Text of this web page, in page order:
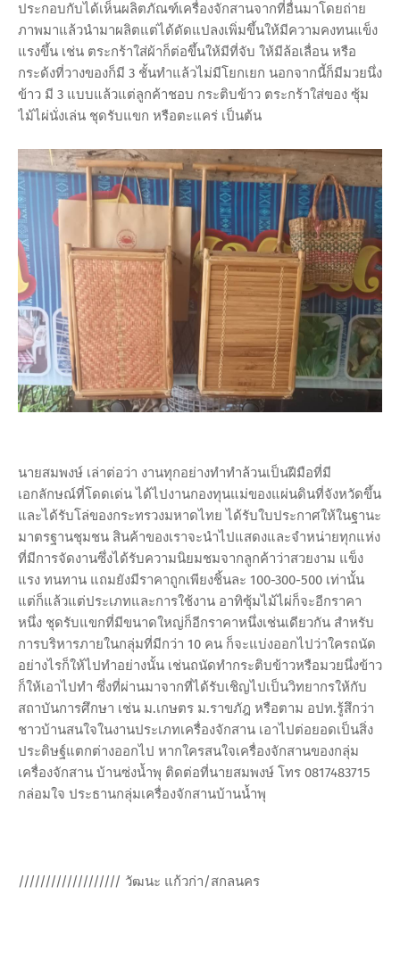
ประกอบกับได้เห็นผลิตภัณฑ์เครื่องจักสานจากที่อื่นมาโดยถ่าย
ภาพมาแล้วนำมาผลิตแต่ได้ดัดแปลงเพิ่มขึ้นให้มีความคงทนแข็ง
แรงขึ้น เช่น ตระกร้าใส่ผ้าก็ต่อขึ้นให้มีที่จับ ให้มีล้อเลื่อน หรือ
กระด้งที่วางของก็มี 3 ชั้นทำแล้วไม่มีโยกเยก นอกจากนี้ก็มีมวยนึ่ง
ข้าว มี 3 แบบแล้วแต่ลูกค้าชอบ กระติบข้าว ตระกร้าใส่ของ ซุ้ม
ไม้ไผ่นั่งเล่น ชุดรับแขก หรือตะแคร่ เป็นต้น
นายสมพงษ์ เล่าต่อว่า งานทุกอย่างทำทำล้วนเป็นฝีมือที่มี
เอกลักษณ์ที่โดดเด่น ได้ไปงานกองทุนแม่ของแผ่นดินที่จังหวัดขึ้น
และได้รับโล่ของกระทรวงมหาดไทย ได้รับใบประกาศให้ในฐานะ
มาตรฐานชุมชน สินค้าของเราจะนำไปแสดงและจำหน่ายทุกแห่ง
ที่มีการจัดงานซึ่งได้รับความนิยมชมจากลูกค้าว่าสวยงาม แข็ง
แรง ทนทาน แถมยังมีราคาถูกเพียงชิ้นละ 100-300-500 เท่านั้น
แต่ก็แล้วแต่ประเภทและการใช้งาน อาทิซุ้มไม้ไผ่ก็จะอีกราคา
หนึ่ง ชุดรับแขกที่มีขนาดใหญ่ก็อีกราคาหนึ่งเช่นเดียวกัน สำหรับ
การบริหารภายในกลุ่มที่มีกว่า 10 คน ก็จะแบ่งออกไปว่าใครถนัด
อย่างไรก็ให้ไปทำอย่างนั้น เช่นถนัดทำกระติบข้าวหรือมวยนึ่งข้าว
ก็ให้เอาไปทำ ซึ่งที่ผ่านมาจากที่ได้รับเชิญไปเป็นวิทยากรให้กับ
สถาบันการศึกษา เช่น ม.เกษตร ม.ราขภัฎ หรือตาม อปท.รู้สึกว่า
ชาวบ้านสนใจในงานประเภทเครื่องจักสาน เอาไปต่อยอดเป็นสิ่ง
ประดิษฐ์แตกต่างออกไป หากใครสนใจเครื่องจักสานของกลุ่ม
เครื่องจักสาน บ้านซ่งน้ำพุ ติดต่อที่นายสมพงษ์ โทร 0817483715
กล่อมใจ ประธานกลุ่มเครื่องจักสานบ้านน้ำพุ
/////////////////// วัฒนะ แก้วก่า/สกลนคร